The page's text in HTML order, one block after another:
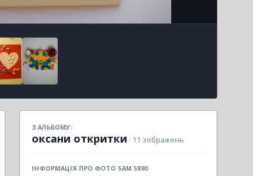
З АЛЬБОМУ:
оксани откритки · 11 зображень
ІНФОРМАЦІЯ ПРО ФОТО SAM 5890